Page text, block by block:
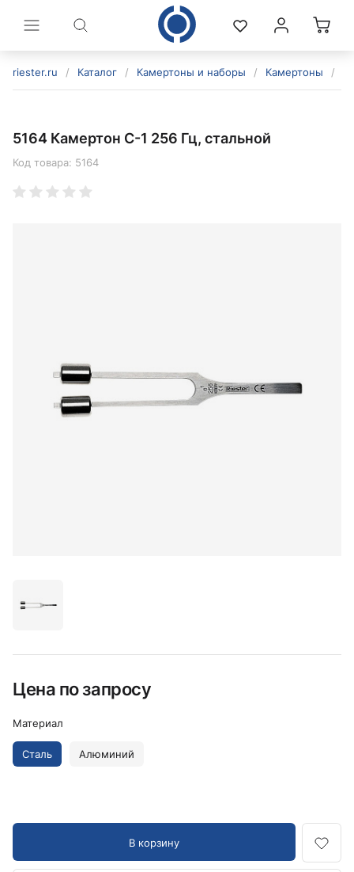
riester.ru / Каталог / Камертоны и наборы / Камертоны /
5164 Камертон C-1 256 Гц, стальной
Код товара: 5164
Цена по запросу
Материал
Сталь Алюминий
В корзину